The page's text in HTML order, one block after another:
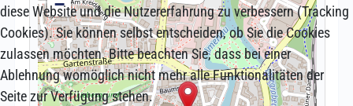
diese Website und die Nutzererfahrung zu verbessern (Tracking
Cookies). Sie können selbst entscheiden, ob Sie die Cookies
zulassen möchten. Bitte beachten Sie, dass bei einer
Ablehnung womöglich nicht mehr alle Funktionalitäten der
Seite zur Verfügung stehen.